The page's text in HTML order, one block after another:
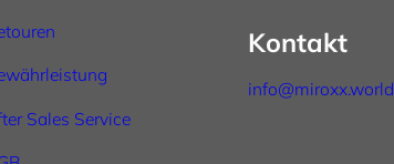
Sales Service
Kontakt
info@miroxx.world